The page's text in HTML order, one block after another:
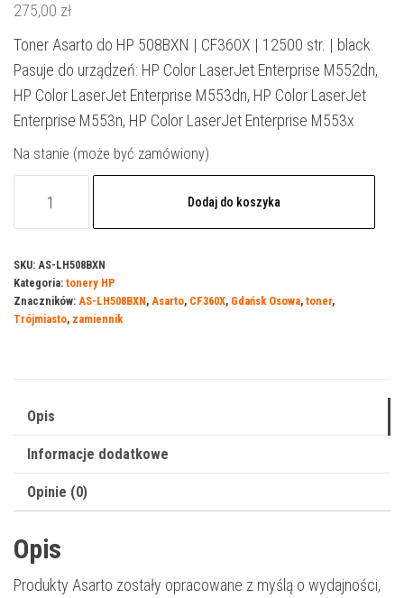
275,00 zł
Toner Asarto do HP 508BXN | CF360X | 12500 str. | black.
Pasuje do urządzeń: HP Color LaserJet Enterprise M552dn,
HP Color LaserJet Enterprise M553dn, HP Color LaserJet
Enterprise M553n, HP Color LaserJet Enterprise M553x
Na stanie (może być zamówiony)
do
HP
508BXN
12500
black
Dodaj do koszyka
SKU: AS-LH508BXN
Kategoria: tonery HP
Znaczników: AS-LH508BXN, Asarto, CF360X, Gdańsk Osowa, toner,
Trójmiasto, zamiennik
Opis
Informacje dodatkowe
Opinie (0)
Opis
Produkty Asarto zostały opracowane z myślą o wydajności,